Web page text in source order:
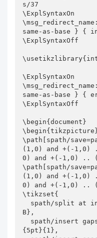
s/37
\ExplSyntaxOn
same-as-base } {
\ExplSyntaxOff
\ExplSyntaxOn
same-as-base } {
\ExplSyntaxOff
\begin{document}
\path[spath/
(1,0) and +(-
0) and +(-1,0) ..
\path[spath/
(1,0) and +(-
0) and +(-1,0) ..
\tikzset{
B},
{5pt}{1},